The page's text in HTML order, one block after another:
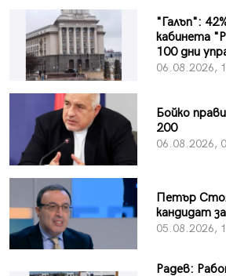
"Галъп":
кабинета
100 дни
06.08.2026,
Бойко
200
06.08.2026,
Петър
кандидат
05.08.2026,
Радев: